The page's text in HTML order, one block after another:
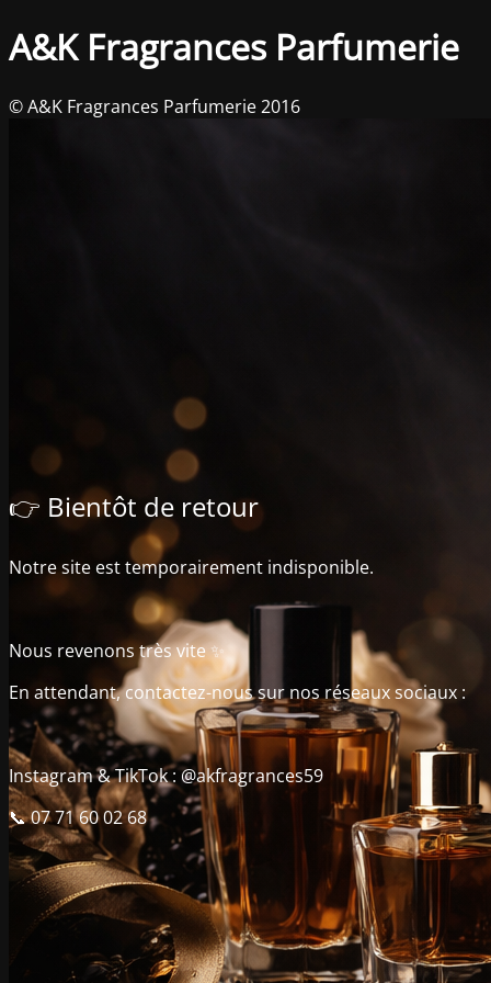
A&K Fragrances Parfumerie
👉 Bientôt de retour
Notre site est temporairement indisponible.
Nous revenons très vite ✨
En attendant, contactez-nous sur nos réseaux sociaux :
Instagram & TikTok : @akfragrances59
📞 07 71 60 02 68
© A&K Fragrances Parfumerie 2016